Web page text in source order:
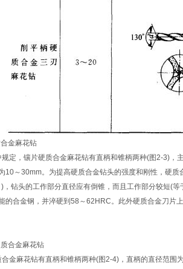
金麻花钻
定，镶片硬质合金麻花钻有直柄和锥柄两种(图2-3)，
10～30mm。为提高硬质合金钻头的强度和刚性，硬
，钻头的工作部分直径应有倒锥，而且工作部分较短(
的合金钢，并淬硬到58～62HRC。此外硬质合金刀片
合金麻花钻
金麻花钻有直柄和锥柄两种(图2-4)，直柄的直径范围